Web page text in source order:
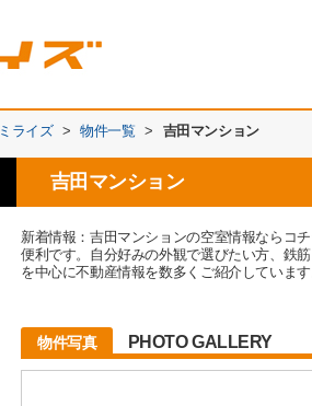
ミライズ > 物件一覧 > 吉田マンション
吉田マンション
新着情報：吉田マンションの空室情報ならコ
便利です。自分好みの外観で選びたい方、鉄
を中心に不動産情報を数多くご紹介しています
物件写真 PHOTO GALLERY